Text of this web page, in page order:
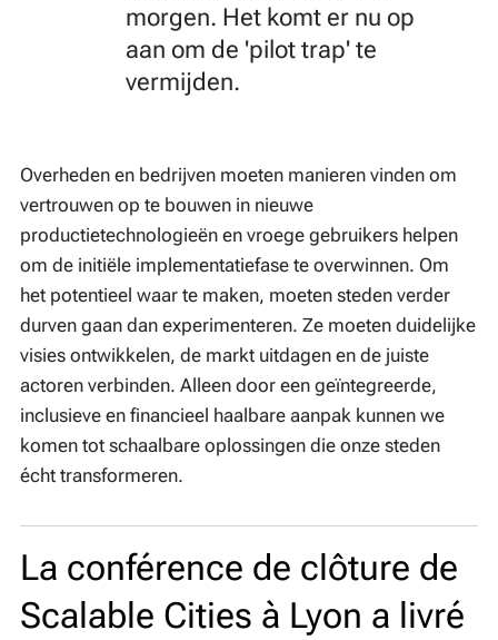
morgen. Het komt er nu op
aan om de 'pilot trap' te
vermijden.
Overheden en bedrijven moeten manieren vinden om
vertrouwen op te bouwen in nieuwe
productietechnologieën en vroege gebruikers helpen
om de initiële implementatiefase te overwinnen. Om
het potentieel waar te maken, moeten steden verder
durven gaan dan experimenteren. Ze moeten duidelijke
visies ontwikkelen, de markt uitdagen en de juiste
actoren verbinden. Alleen door een geïntegreerde,
inclusieve en financieel haalbare aanpak kunnen we
komen tot schaalbare oplossingen die onze steden
écht transformeren.
La conférence de clôture de
Scalable Cities à Lyon a livré